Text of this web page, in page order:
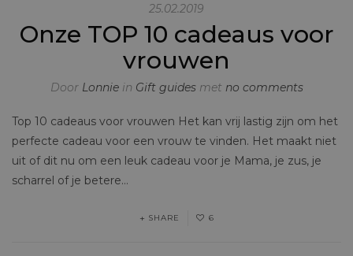
25.02.2019
Onze TOP 10 cadeaus voor
vrouwen
Door Lonniein Gift guides met no comments
Top 10 cadeaus voor vrouwen Het kan vrij lastig zijn om het
perfecte cadeau voor een vrouw te vinden. Het maakt niet
uit of dit nu om een leuk cadeau voor je Mama, je zus, je
scharrel of je betere…
SHARE 6